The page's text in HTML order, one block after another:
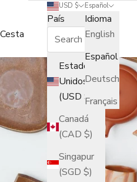
USD $
País
Estados
Unidos
(USD $)
Canadá
(CAD $)
Singapur
(SGD $)
Español
Idioma
English
Español
Deutsch
Français
Cesta